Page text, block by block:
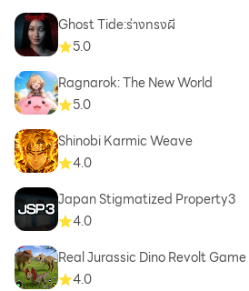
Ghost Tide:ร่างทรงผี
5.0
Ragnarok: The New World
5.0
Shinobi Karmic Weave
4.0
Japan Stigmatized Property3
4.0
Real Jurassic Dino Revolt Game
4.0